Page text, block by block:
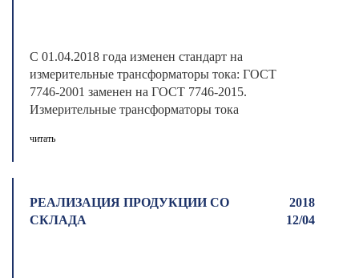
C 01.04.2018 года изменен стандарт на
измерительные трансформаторы тока: ГОСТ
7746-2001 заменен на ГОСТ 7746-2015.
Измерительные трансформаторы тока
читать
РЕАЛИЗАЦИЯ ПРОДУКЦИИ СО
СКЛАДА
2018
12/04